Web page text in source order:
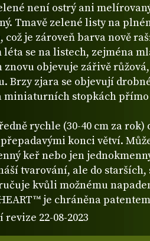
není ostrý ani
Tmavě zelené listy na
což je zároveň barva nově
léta se na listech, zejména
objevuje zářivě
Brzy zjara se objevují
miniaturních stopkách
rychle (30-40 cm za
konci větví.
keř nebo jen
tvarování, ale do
kvůli možnému
je chráněna patentem
revize 22-08-2023